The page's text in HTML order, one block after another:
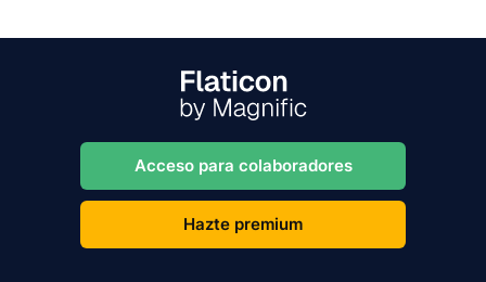
Acceso para colaboradores
Hazte premium